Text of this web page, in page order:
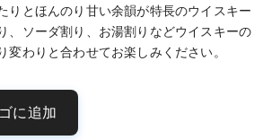
りとほんのり甘い余韻が特長のウイスキー
、ソーダ割り、お湯割りなどウイスキーの
変わりと合わせてお楽しみください。
に追加